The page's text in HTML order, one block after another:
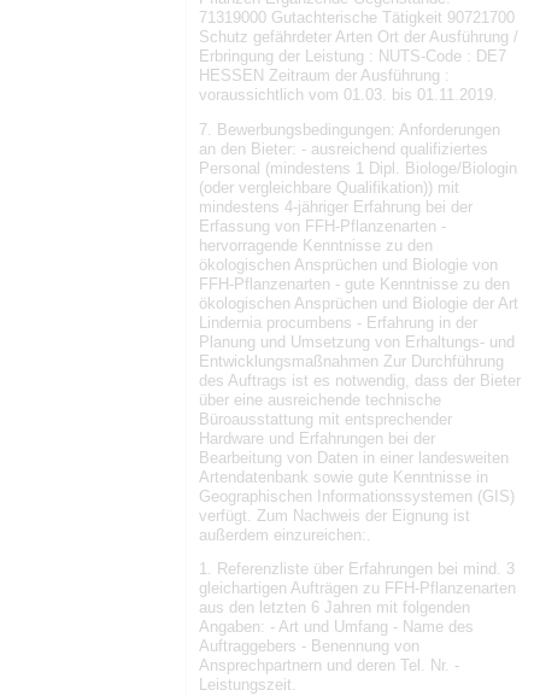
71319000 Gutachterische Tätigkeit 90721700
Schutz gefährdeter Arten Ort der Ausführung /
Erbringung der Leistung : NUTS-Code : DE7
HESSEN Zeitraum der Ausführung :
voraussichtlich vom 01.03. bis 01.11.2019.
7. Bewerbungsbedingungen: Anforderungen
an den Bieter: - ausreichend qualifiziertes
Personal (mindestens 1 Dipl. Biologe/Biologin
(oder vergleichbare Qualifikation)) mit
mindestens 4-jähriger Erfahrung bei der
Erfassung von FFH-Pflanzenarten -
hervorragende Kenntnisse zu den
ökologischen Ansprüchen und Biologie von
FFH-Pflanzenarten - gute Kenntnisse zu den
ökologischen Ansprüchen und Biologie der Art
Lindernia procumbens - Erfahrung in der
Planung und Umsetzung von Erhaltungs- und
Entwicklungsmaßnahmen Zur Durchführung
des Auftrags ist es notwendig, dass der Bieter
über eine ausreichende technische
Büroausstattung mit entsprechender
Hardware und Erfahrungen bei der
Bearbeitung von Daten in einer landesweiten
Artendatenbank sowie gute Kenntnisse in
Geographischen Informationssystemen (GIS)
verfügt. Zum Nachweis der Eignung ist
außerdem einzureichen:.
1. Referenzliste über Erfahrungen bei mind. 3
gleichartigen Aufträgen zu FFH-Pflanzenarten
aus den letzten 6 Jahren mit folgenden
Angaben: - Art und Umfang - Name des
Auftraggebers - Benennung von
Ansprechpartnern und deren Tel. Nr. -
Leistungszeit.